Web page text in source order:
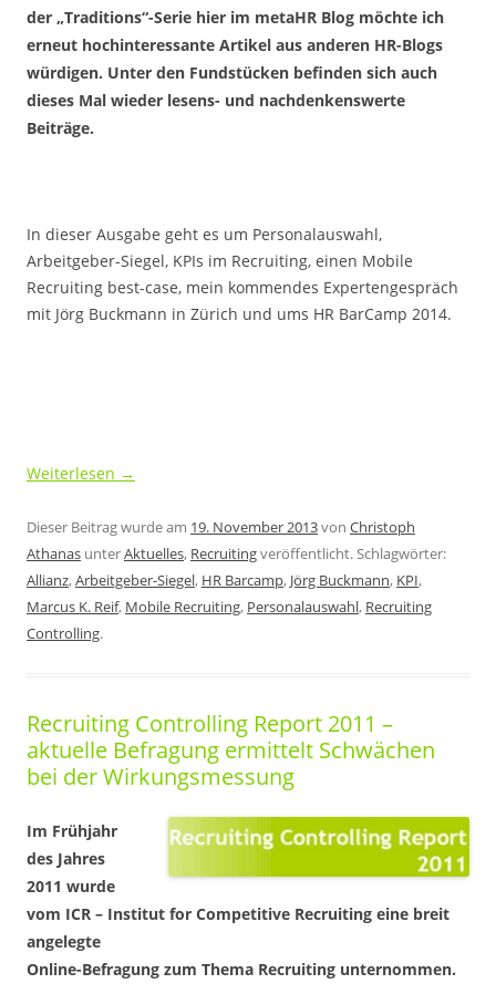
der „Traditions“-Serie hier im metaHR Blog möchte ich
erneut hochinteressante Artikel aus anderen HR-Blogs
würdigen. Unter den Fundstücken befinden sich auch
dieses Mal wieder lesens- und nachdenkenswerte
Beiträge.
In dieser Ausgabe geht es um Personalauswahl,
Arbeitgeber-Siegel, KPIs im Recruiting, einen Mobile
Recruiting best-case, mein kommendes Expertengespräch
mit Jörg Buckmann in Zürich und ums HR BarCamp 2014.
Weiterlesen →
Dieser Beitrag wurde am 19. November 2013von Christoph
Athanas unterAktuelles, Recruitingveröffentlicht. Schlagwörter:
Allianz,Arbeitgeber-Siegel, HR Barcamp, Jörg Buckmann, KPI,
Marcus K. Reif, Mobile Recruiting, Personalauswahl, Recruiting
Controlling.
Recruiting Controlling Report 2011 –
aktuelle Befragung ermittelt Schwächen
bei der Wirkungsmessung
Im Frühjahr
des Jahres
2011 wurde
vom ICR – Institut for Competitive Recruiting eine breit
angelegte
Online-Befragung zum Thema Recruiting unternommen.